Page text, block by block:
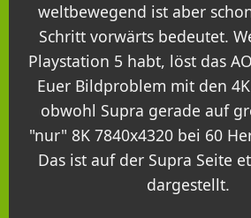
weltbewegend ist aber
Schritt vorwärts bedeutet.
Playstation 5 habt, löst das
Euer Bildproblem mit den
obwohl Supra gerade auf
"nur" 8K 7840x4320 bei 60
Das ist auf der Supra Seite
dargestellt.